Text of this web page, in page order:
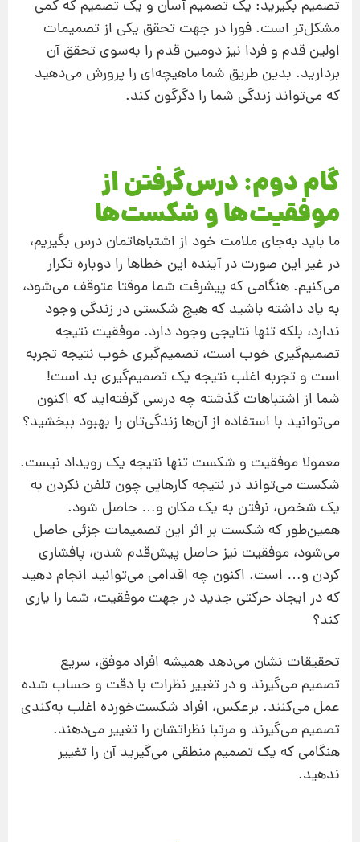
تصمیم بگیرید: یک تصمیم آسان و یک تصمیم که کمی
مشکل‌تر است. فورا در جهت تحقق یکی از تصمیمات
اولین قدم و فردا نیز دومین قدم را به‌سوی تحقق آن
بردارید. بدین طریق شما ماهیچه‌ای را پرورش می‌دهید
که می‌تواند زندگی شما را دگرگون کند.
گام دوم: درس‌گرفتن از
موفقیت‌ها و شکست‌ها
ما باید به‌جای ملامت خود از اشتباهاتمان درس بگیریم،
در غیر این‌ صورت در آینده این خطاها را دوباره تکرار
می‌کنیم. هنگامی که پیشرفت شما موقتا متوقف می‌شود،
به یاد داشته باشید که هیچ شکستی در زندگی وجود
ندارد، بلکه تنها نتایجی وجود دارد. موفقیت نتیجه
تصمیم‌گیری خوب است، تصمیم‌گیری خوب نتیجه تجربه
است و تجربه اغلب نتیجه یک تصمیم‌گیری بد است!
شما از اشتباهات گذشته چه درسی گرفته‌اید که اکنون
می‌توانید با استفاده از آن‌ها زندگی‌تان را بهبود ببخشید؟
معمولا موفقیت و شکست تنها نتیجه یک رویداد نیست.
شکست می‌تواند در نتیجه کارهایی چون تلفن نکردن به
یک شخص، نرفتن به یک مکان و… حاصل شود.
همین‌طور که شکست بر اثر این تصمیمات جزئی حاصل
می‌شود، موفقیت نیز حاصل پیش‌قدم شدن، پافشاری
کردن و… است. اکنون چه اقدامی می‌توانید انجام دهید
که در ایجاد حرکتی جدید در جهت موفقیت، شما را یاری
کند؟
تحقیقات نشان می‌دهد همیشه افراد موفق، سریع
تصمیم می‌گیرند و در تغییر نظرات با دقت و حساب شده
عمل می‌کنند. برعکس، افراد شکست‌خورده اغلب به‌کندی
تصمیم می‌گیرند و مرتبا نظراتشان را تغییر می‌دهند.
هنگامی که یک تصمیم منطقی می‌گیرید آن را تغییر
ندهید.